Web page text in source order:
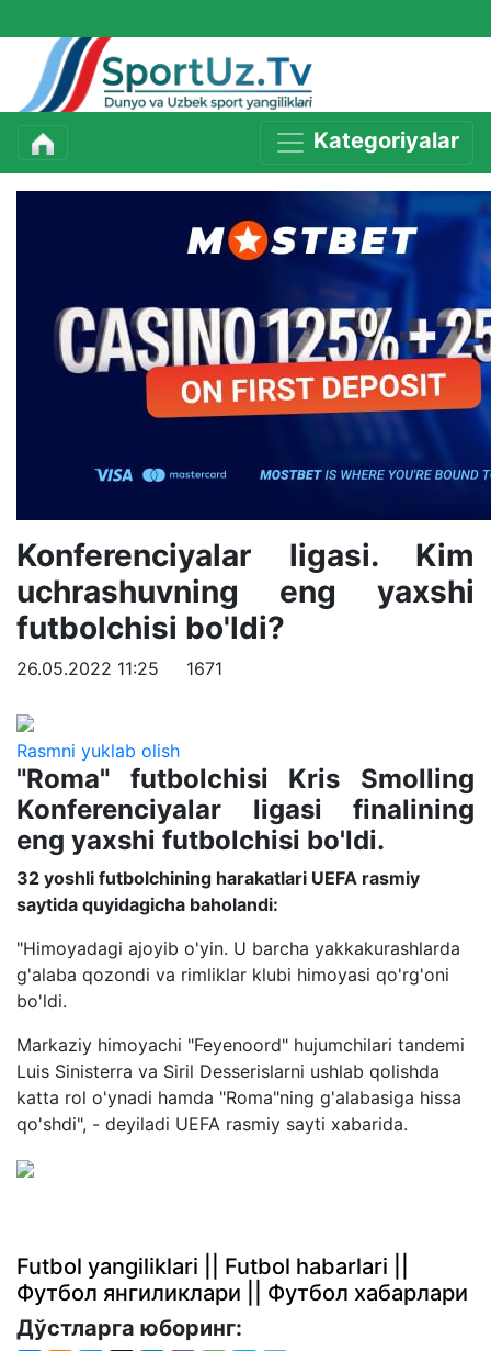
Kategoriyalar
Konferenciyalar ligasi. Kim
uchrashuvning eng yaxshi
futbolchisi bo'ldi?
26.05.2022 11:25 1671
Rasmni yuklab olish
"Roma" futbolchisi Kris Smolling
Konferenciyalar ligasi finalining
eng yaxshi futbolchisi bo'ldi.
32 yoshli futbolchining harakatlari UEFA rasmiy
saytida quyidagicha baholandi:
"Himoyadagi ajoyib o'yin. U barcha yakkakurashlarda
g'alaba qozondi va rimliklar klubi himoyasi qo'rg'oni
bo'ldi.
Markaziy himoyachi "Feyenoord" hujumchilari tandemi
Luis Sinisterra va Siril Desserislarni ushlab qolishda
katta rol o'ynadi hamda "Roma"ning g'alabasiga hissa
qo'shdi", - deyiladi UEFA rasmiy sayti xabarida.
Futbol yangiliklari || Futbol habarlari ||
Футбол янгиликлари || Футбол хабарлари
Дўстларга юборинг: